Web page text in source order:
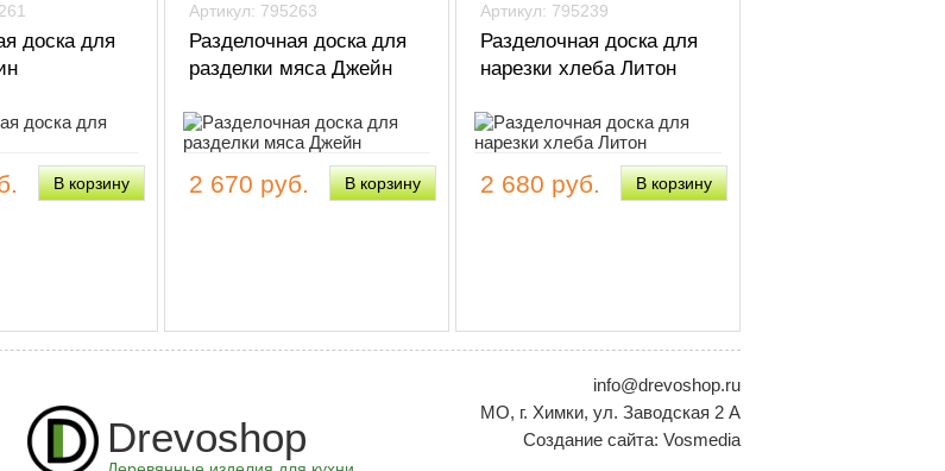
доска для
Артикул: 795263
Разделочная доска для
разделки мяса Джейн
2 670 руб.
Артикул: 795239
Разделочная доска для
нарезки хлеба Литон
2 680 руб.
Drevoshop
info@drevoshop.ru
МО, г. Химки, ул. Заводская 2 A
Создание сайта: Vosmedia